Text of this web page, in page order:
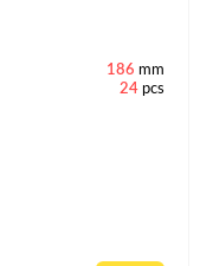
186 mm
24 pcs